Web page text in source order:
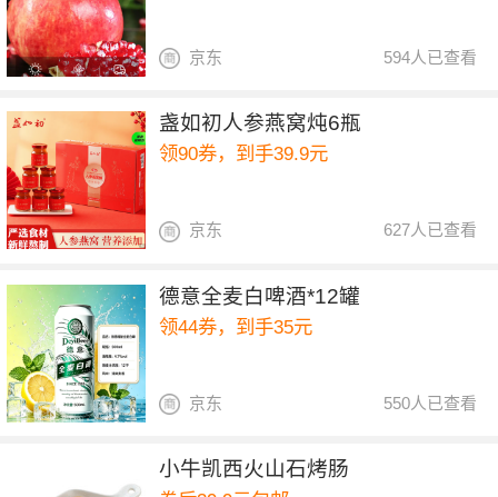
594人已查看
京东
盏如初人参燕窝炖6瓶
领90券，到手39.9元
627人已查看
京东
德意全麦白啤酒*12罐
领44券，到手35元
550人已查看
京东
小牛凯西火山石烤肠